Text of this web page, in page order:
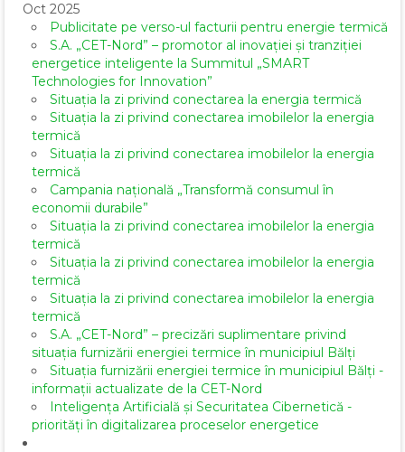
Oct 2025
Publicitate pe verso-ul facturii pentru energie termică
S.A. „CET-Nord” – promotor al inovației și tranziției
energetice inteligente la Summitul „SMART
Technologies for Innovation”
Situația la zi privind conectarea la energia termică
Situația la zi privind conectarea imobilelor la energia
termică
Situația la zi privind conectarea imobilelor la energia
termică
Campania națională „Transformă consumul în
economii durabile”
Situația la zi privind conectarea imobilelor la energia
termică
Situația la zi privind conectarea imobilelor la energia
termică
Situația la zi privind conectarea imobilelor la energia
termică
S.A. „CET-Nord” – precizări suplimentare privind
situația furnizării energiei termice în municipiul Bălți
Situația furnizării energiei termice în municipiul Bălți -
informații actualizate de la CET-Nord
Inteligența Artificială și Securitatea Cibernetică -
priorități în digitalizarea proceselor energetice